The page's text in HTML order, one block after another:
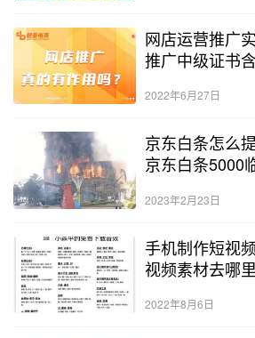
网店运营推广
推广中级证书含
2022年6月27日
京东白条怎么
京东白条5000
2023年2月23日
手机制作短视
视频素材去哪里
2022年8月6日